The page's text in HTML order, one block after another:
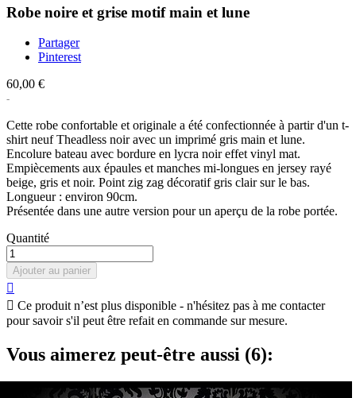
Robe noire et grise motif main et lune
Partager
Pinterest
60,00 €
Cette robe confortable et originale a été confectionnée à partir d'un t-
shirt neuf Theadless noir avec un imprimé gris main et lune.
Encolure bateau avec bordure en lycra noir effet vinyl mat.
Empiècements aux épaules et manches mi-longues en jersey rayé
beige, gris et noir. Point zig zag décoratif gris clair sur le bas.
Longueur : environ 90cm.
Présentée dans une autre version pour un aperçu de la robe portée.
Quantité
Ajouter au panier

 Ce produit n’est plus disponible - n'hésitez pas à me contacter
pour savoir s'il peut être refait en commande sur mesure.
Vous aimerez peut-être aussi (6):